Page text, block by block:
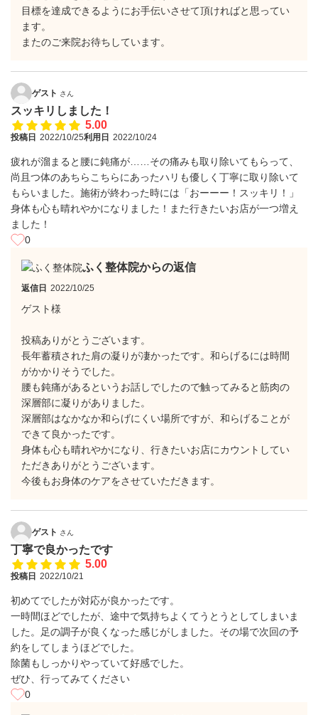
目標を達成できるようにお手伝いさせて頂ければと思ってい
ます。
またのご来院お待ちしています。
ゲスト さん
スッキリしました！
5.00
投稿日 2022/10/25利用日 2022/10/24
疲れが溜まると腰に鈍痛が……その痛みも取り除いてもらって、
尚且つ体のあちらこちらにあったハリも優しく丁寧に取り除いて
もらいました。施術が終わった時には「おーーー！スッキリ！」
身体も心も晴れやかになりました！また行きたいお店が一つ増え
ました！
0
ふく整体院からの返信
返信日 2022/10/25
ゲスト様
投稿ありがとうございます。
長年蓄積された肩の凝りが凄かったです。和らげるには時間
がかかりそうでした。
腰も鈍痛があるというお話しでしたので触ってみると筋肉の
深層部に凝りがありました。
深層部はなかなか和らげにくい場所ですが、和らげることが
できて良かったです。
身体も心も晴れやかになり、行きたいお店にカウントしてい
ただきありがとうございます。
今後もお身体のケアをさせていただきます。
ゲスト さん
丁寧で良かったです
5.00
投稿日 2022/10/21
初めてでしたが対応が良かったです。
一時間ほどでしたが、途中で気持ちよくてうとうとしてしまいま
した。足の調子が良くなった感じがしました。その場で次回の予
約をしてしまうほどでした。
除菌もしっかりやっていて好感でした。
ぜひ、行ってみてください
0